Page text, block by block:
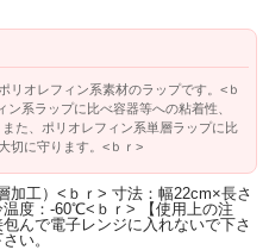
リオレフィン系素材のラップです。<ｂ
ン系ラップに比べ容器等への粘着性、
た、ポリオレフィン系単層ラップに比
切に守ります。<ｂｒ>
加工）<ｂｒ> 寸法：幅22cm×長さ
度：-60℃<ｂｒ> 【使用上の注
んで電子レンジに入れないで下さ
い。